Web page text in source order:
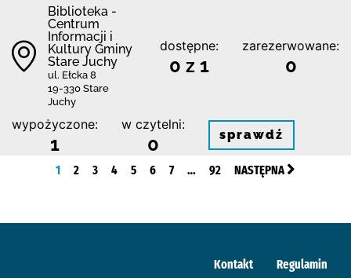
Biblioteka -
Centrum
Informacji i
Kultury Gminy
Stare Juchy
ul. Ełcka 8
19-330 Stare
Juchy
dostępne:
0 z 1
zarezerwowane:
0
wypożyczone:
1
w czytelni:
0 sprawdź
1 2 3 4 5 6 7 … 92 NASTĘPNA
Kontakt
Regulamin